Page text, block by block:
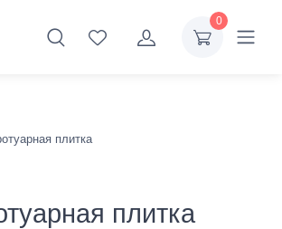
0
плитка
плитка